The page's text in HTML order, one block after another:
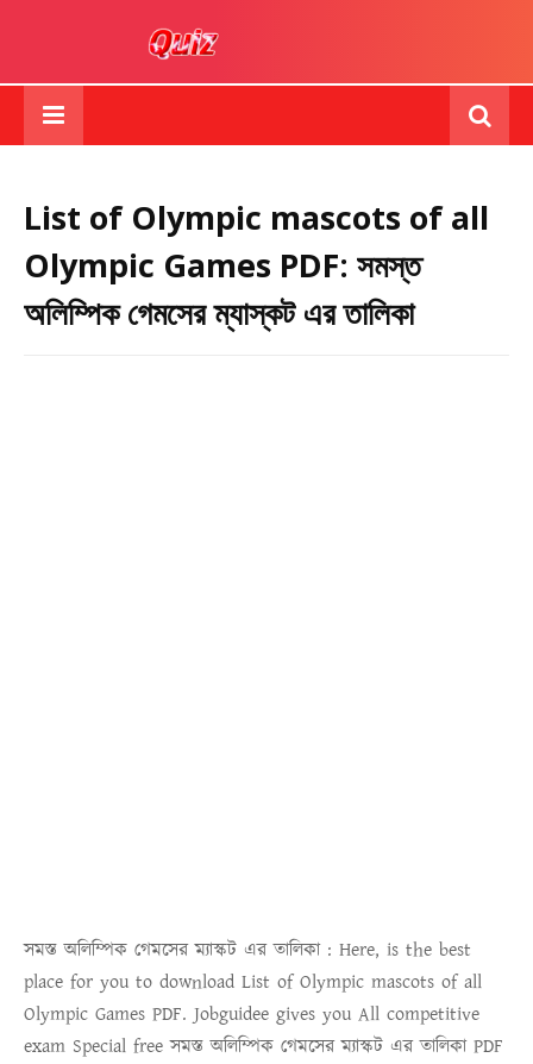
List of Olympic mascots of all
Olympic Games PDF: সমস্ত
অলিম্পিক গেমসের ম্যাস্কট এর তালিকা
সমস্ত অলিম্পিক গেমসের ম্যাস্কট এর তালিকা : Here, is the best
place for you to download List of Olympic mascots of all
Olympic Games PDF. Jobguidee gives you All competitive
exam Special freeসমস্ত অলিম্পিক গেমসের ম্যাস্কট এর তালিকাPDF